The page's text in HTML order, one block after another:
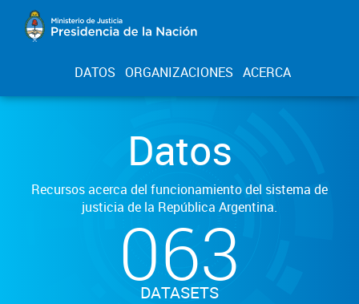
DATOS ORGANIZACIONES ACERCA
Datos
Recursos acerca del funcionamiento del sistema de
justicia de la República Argentina.
063
DATASETS